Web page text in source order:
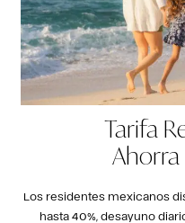
Tarifa
Los residentes mexicanos
hasta 40%, desayuno